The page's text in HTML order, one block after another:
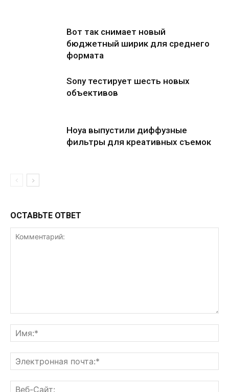
Вот так снимает новый
бюджетный ширик для среднего
формата
Sony тестирует шесть новых
объективов
Hoya выпустили диффузные
фильтры для креативных съемок
ОСТАВЬТЕ ОТВЕТ